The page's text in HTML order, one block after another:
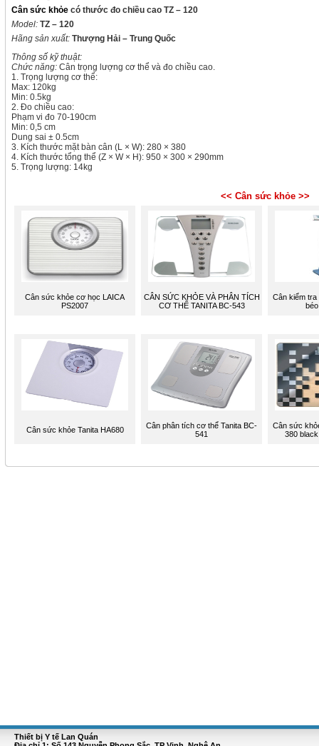
Cân sức khỏe có thước đo chiều cao TZ – 120
Model: TZ – 120
Hãng sản xuất: Thượng Hải – Trung Quốc
Thông số kỹ thuật:
Chức năng: Cân trọng lượng cơ thể và đo chiều cao.
1. Trọng lượng cơ thể:
Max: 120kg
Min: 0.5kg
2. Đo chiều cao:
Phạm vi đo 70-190cm
Min: 0,5 cm
Dung sai ± 0.5cm
3. Kích thước mặt bàn cân (L × W): 280 × 380
4. Kích thước tổng thể (Z × W × H): 950 × 300 × 290mm
5. Trọng lượng: 14kg
<< Cân sức khỏe >>
Cân sức khỏe cơ học LAICA
PS2007
CÂN SỨC KHỎE VÀ PHÂN TÍCH
CƠ THỂ TANITA BC-543
Cân kiểm
Cân sức khỏe Tanita HA680
Cân phân tích cơ thể Tanita BC-
541
Cân sức
380
Thiết bị Y tế Lan Quán